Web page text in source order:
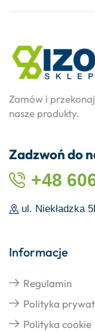
Zamów i
nasze produkty.
Zadzwoń do
+48
ul. Niekładzka
Informacje
Regulamin
Polityka
Polityka cookie